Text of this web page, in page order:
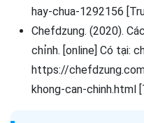
hay-chua-1292156
Chefdzung. (2020).
chỉnh. [online] Có tại:
https://
khong-can-chinh.html